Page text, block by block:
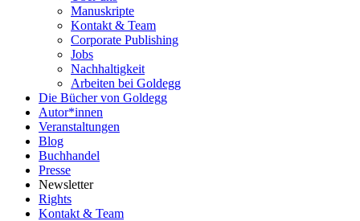
Manuskripte
Kontakt & Team
Corporate Publishing
Jobs
Nachhaltigkeit
Arbeiten bei Goldegg
Die Bücher von Goldegg
Autor*innen
Veranstaltungen
Blog
Buchhandel
Presse
Newsletter
Rights
Kontakt & Team